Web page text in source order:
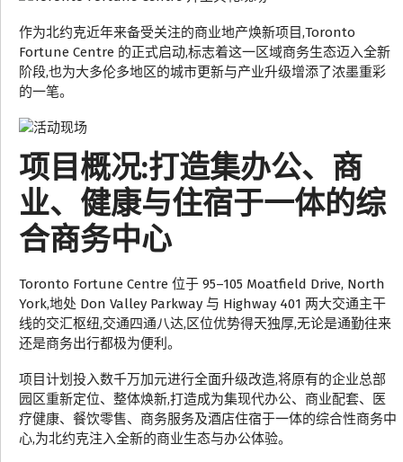
作为北约克近年来备受关注的商业地产焕新项目,Toronto
Fortune Centre 的正式启动,标志着这一区域商务生态迈入全新
阶段,也为大多伦多地区的城市更新与产业升级增添了浓墨重彩
的一笔。
项目概况:打造集办公、商
业、健康与住宿于一体的综
合商务中心
Toronto Fortune Centre 位于 95–105 Moatfield Drive, North
York,地处 Don Valley Parkway 与 Highway 401 两大交通主干
线的交汇枢纽,交通四通八达,区位优势得天独厚,无论是通勤往来
还是商务出行都极为便利。
项目计划投入数千万加元进行全面升级改造,将原有的企业总部
园区重新定位、整体焕新,打造成为集现代办公、商业配套、医
疗健康、餐饮零售、商务服务及酒店住宿于一体的综合性商务中
心,为北约克注入全新的商业生态与办公体验。